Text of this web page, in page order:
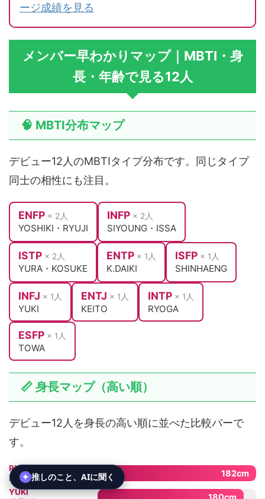
ージ成績を見る
メンバー早わかりマップ｜MBTI・身
長・年齢で見る12人
🧠 MBTI分布マップ
デビュー12人のMBTIタイプ分布です。同じタイプ
同士の相性にも注目。
ENFP × 2人
YOSHIKI・RYUJI
INFP × 2人
SIYOUNG・ISSA
ISTP × 2人
YURA・KOSUKE
ENTP × 1人
K.DAIKI
ISFP × 1人
SHINHAENG
INFJ × 1人
YUKI
ENTJ × 1人
KEITO
INTP × 1人
RYOGA
ESFP × 1人
TOWA
📏 身長マップ（高い順）
デビュー12人を身長の高い順に並べた比較バーで
す。
RYUJI
杉山 竜司
182cm
YUKI